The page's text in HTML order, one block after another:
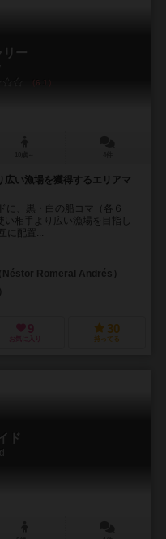
リー
6.1
広い漁場を獲得するエリアマ
に、黒・白の船コマ（各６
相手より広い漁場を目指し
に配置...
Néstor Romeral Andrés）
9
お気に入り
30
持ってる
ド